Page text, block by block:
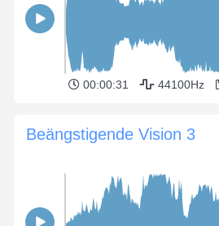
00:00:31 44100Hz
Beängstigende Vision 3